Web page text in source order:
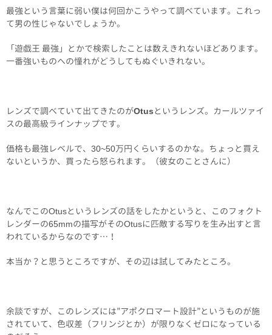
最強という言葉に弱い僕は何回かこうやって調べています。これっ
て男の性じゃないでしょうか。
「遊戯王 最強」とかで検索したことは数えきれないほどあります。
一番強いものへの憧れがどうしてもぬぐいきれない。
レンズで調べていて出てきたのがOtusというレンズ。カールツァイ
スの最高級ラインナップです。
価格も最強レベルで、30~50万円くらいするのかな。ちょっと買え
ないというか、買ったら怒られます。（彼女のことさんに）
なんでこのOtusというレンズの話をしたかというと、このフォクト
レンダーの65mmの描写がそのOtusに匹敵する写りを生み出すと言
われているからなのです…！
本当か？と思うところですが、その辺は試してみたところ。
余談ですが、このレンズには”アポクロマート設計”というものが施
されていて、色収差（フリンジとか）が限りなくゼロになっている